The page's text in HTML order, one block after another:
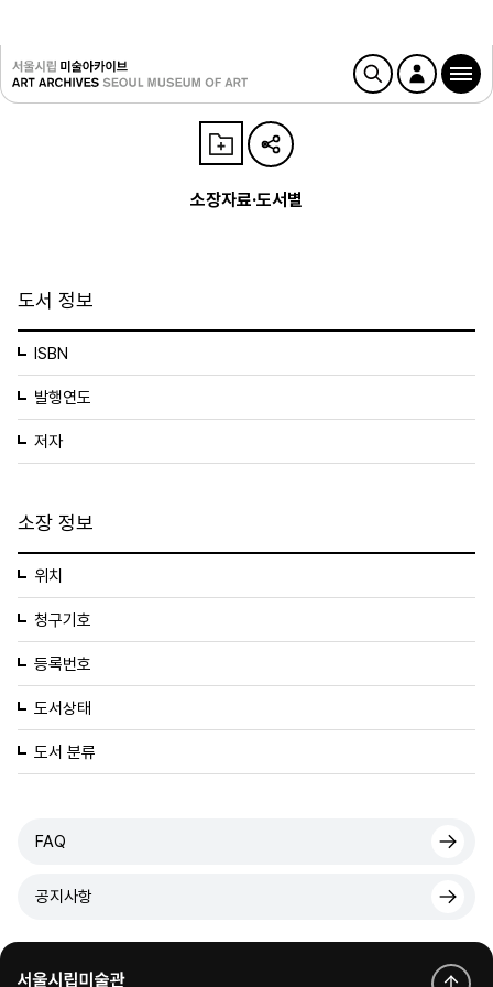
소장자료·도서별
도서 정보
ISBN
발행연도
저자
소장 정보
위치
청구기호
등록번호
도서상태
도서 분류
FAQ
공지사항